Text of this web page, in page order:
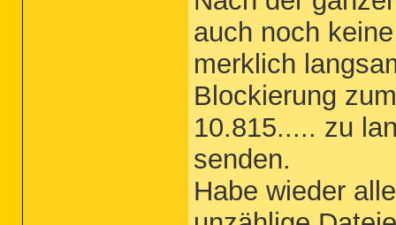
auch noch
merklich
Blockierung
10.815..... zu
senden.
Habe wieder